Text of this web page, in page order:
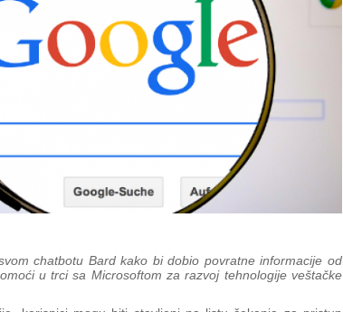
chatbotu Bard kako bi dobio povratne informacije od
u trci sa Microsoftom za razvoj tehnologije veštačke